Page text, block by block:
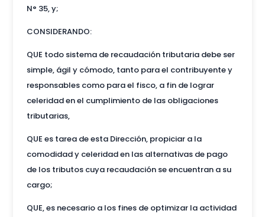
N° 35, y;
CONSIDERANDO:
QUE todo sistema de recaudación tributaria debe ser
simple, ágil y cómodo, tanto para el contribuyente y
responsables como para el fisco, a fin de lograr
celeridad en el cumplimiento de las obligaciones
tributarias,
QUE es tarea de esta Dirección, propiciar a la
comodidad y celeridad en las alternativas de pago
de los tributos cuya recaudación se encuentran a su
cargo;
QUE, es necesario a los fines de optimizar la actividad